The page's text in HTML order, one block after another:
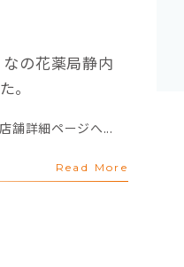
の花薬局静内
。
舗詳細ページへ...
Read More